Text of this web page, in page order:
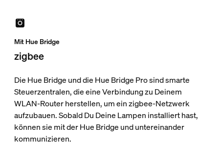
Mit Hue Bridge
zigbee
Die Hue Bridge und die Hue Bridge Pro sind smarte
Steuerzentralen, die eine Verbindung zu Deinem
WLAN-Router herstellen, um ein zigbee-Netzwerk
aufzubauen. Sobald Du Deine Lampen installiert hast,
können sie mit der Hue Bridge und untereinander
kommunizieren.